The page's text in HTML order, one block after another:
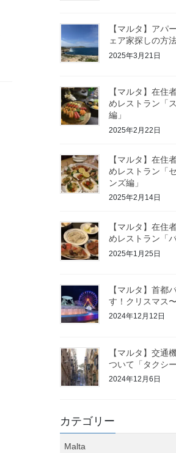
【マルタ】アパ
ェア家探しの方
2025年3月21日
【マルタ】在住
めレストラン「
編」
2025年2月22日
【マルタ】在住
めレストラン「
ンズ編」
2025年2月14日
【マルタ】在住
めレストラン「
2025年1月25日
【マルタ】首都
す！クリスマス
2024年12月12日
【マルタ】交通
ついて「タクシ
2024年12月6日
カテゴリー
Malta